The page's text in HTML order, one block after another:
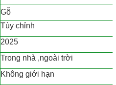
Gỗ
Tùy chỉnh
2025
Trong nhà ,ngoài trời
Không giới hạn